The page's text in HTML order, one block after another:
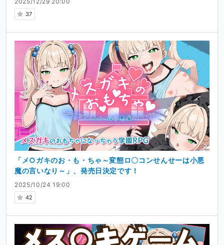
37
2025/10/24 19:00
42
「メ○ガキのお・も・ちゃ～変態ロ〇コンせんせーは小悪
魔の言いなり～」、発売日決定です！